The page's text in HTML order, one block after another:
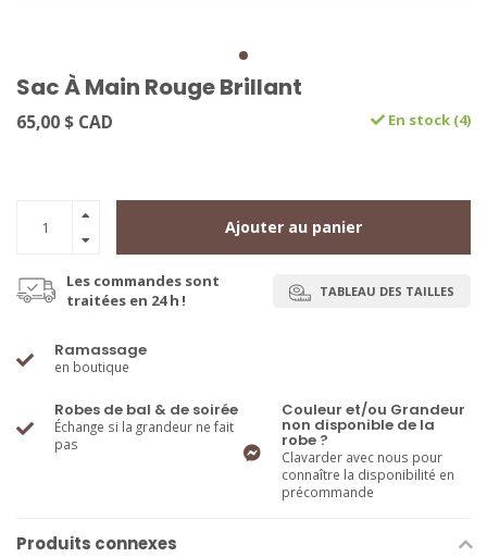
Sac À Main Rouge Brillant
65,00 $ CAD En stock (4)
Ajouter au panier
Les commandes sont
traitées en 24 h !
TABLEAU DES TAILLES
Ramassage
en boutique
Robes de bal & de soirée
Échange si la grandeur ne fait
pas
Couleur et/ou Grandeur
non disponible de la
robe ?
Clavarder avec nous pour
connaître la disponibilité en
précommande
Produits connexes